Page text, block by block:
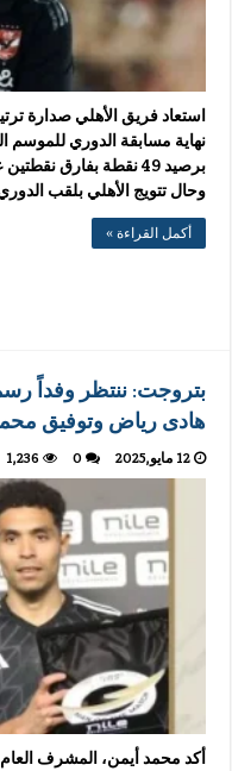
نهاية مسابقة الدوري للموسم
وحال تتويج الأهلي بلقب
أكمل القراءة »
بتروجت: ننتظر وفداً
هادى رياض وتوفيق
12 مايو,2025 0
1,236
أكد محمد أيمن، المشرف